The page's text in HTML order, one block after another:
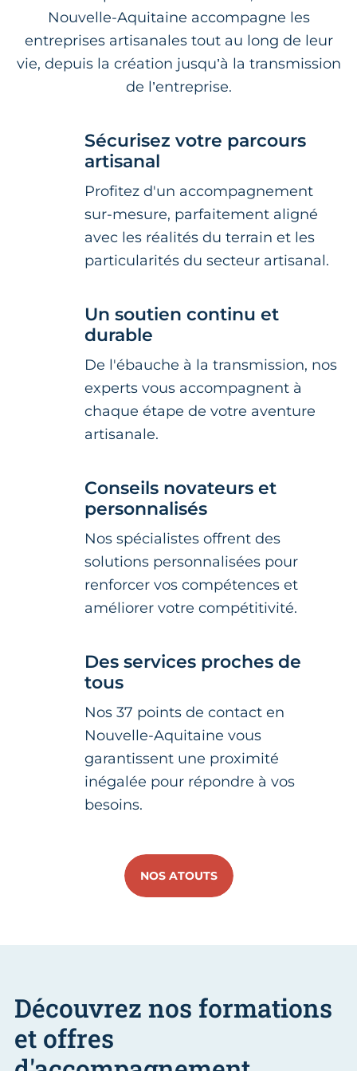
Nouvelle-Aquitaine accompagne les
entreprises artisanales tout au long de leur
vie, depuis la création jusqu’à la transmission
de l’entreprise.
Sécurisez votre parcours
artisanal
Profitez d'un accompagnement
sur-mesure, parfaitement aligné
avec les réalités du terrain et les
particularités du secteur artisanal.
Un soutien continu et
durable
De l'ébauche à la transmission, nos
experts vous accompagnent à
chaque étape de votre aventure
artisanale.
Conseils novateurs et
personnalisés
Nos spécialistes offrent des
solutions personnalisées pour
renforcer vos compétences et
améliorer votre compétitivité.
Des services proches de
tous
Nos 37 points de contact en
Nouvelle-Aquitaine vous
garantissent une proximité
inégalée pour répondre à vos
besoins.
NOS ATOUTS
Découvrez nos formations
et offres